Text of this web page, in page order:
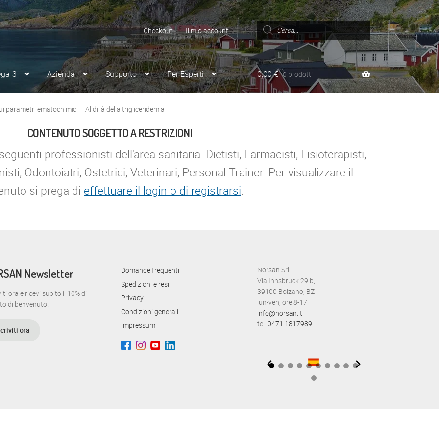
Checkout Il mio account
Ricerca
prodotti
3 Azienda Supporto Per Esperti 0,00€ 0 prodotti
parametri ematochimici – Al di là della trigliceridemia
CONTENUTO SOGGETTO A RESTRIZIONI
professionisti dell'area sanitaria: Dietisti, Farmacisti, Fisioterapisti,
Odontoiatri, Ostetrici, Veterinari, Personal Trainer. Per visualizzare il
si prega di effettuare il login o di registrarsi.
Newsletter
ora e ricevi subito il 10% di
di benvenuto!
ora
Domande frequenti
Spedizioni e resi
Privacy
Condizioni generali
Impressum
Norsan Srl
Via Innsbruck 29 b,
39100 Bolzano, BZ
lun-ven, ore 8-17
info@norsan.it
tel: 0471 1817989